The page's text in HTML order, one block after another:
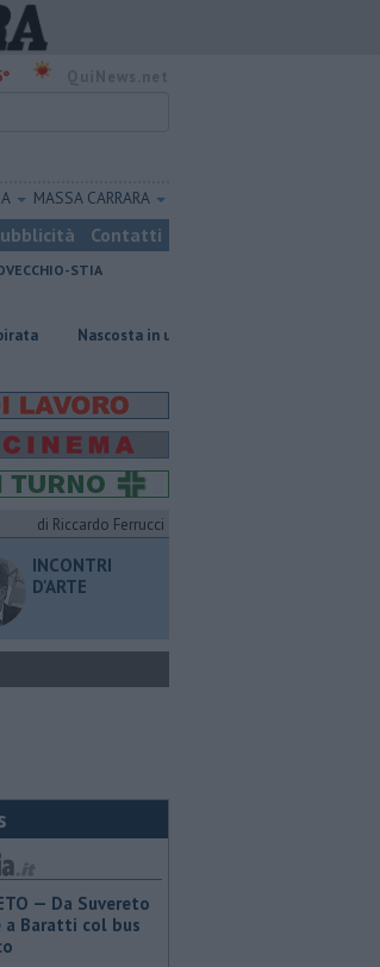
MASSA CARRARA
Contatti
STIA
in un bar per sfuggire alla furia del compagno
di Riccardo Ferrucci
INCONTRI
D'ARTE
— Da Suvereto
a Baratti col bus